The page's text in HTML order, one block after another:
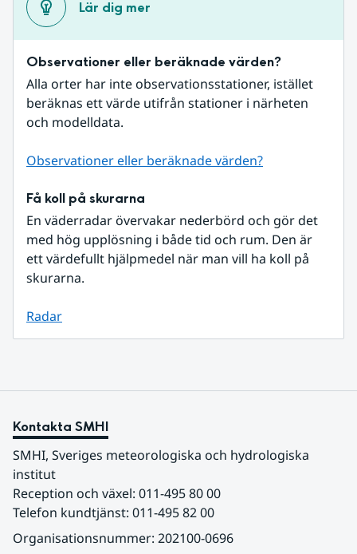
Lär dig mer
Observationer eller beräknade värden?
Alla orter har inte observationsstationer, istället
beräknas ett värde utifrån stationer i närheten
och modelldata.
Observationer eller beräknade värden?
Få koll på skurarna
En väderradar övervakar nederbörd och gör det
med hög upplösning i både tid och rum. Den är
ett värdefullt hjälpmedel när man vill ha koll på
skurarna.
Radar
Kontakta SMHI
SMHI, Sveriges meteorologiska och hydrologiska
institut
Reception och växel: 011-495 80 00
Telefon kundtjänst: 011-495 82 00
Organisationsnummer: 202100-0696